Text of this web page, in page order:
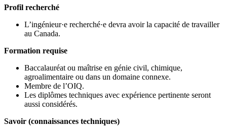
Profil recherché
L’ingénieur·e recherché·e devra avoir la capacité de travailler
au Canada.
Formation requise
Baccalauréat ou maîtrise en génie civil, chimique,
agroalimentaire ou dans un domaine connexe.
Membre de l’OIQ.
Les diplômes techniques avec expérience pertinente seront
aussi considérés.
Savoir (connaissances techniques)